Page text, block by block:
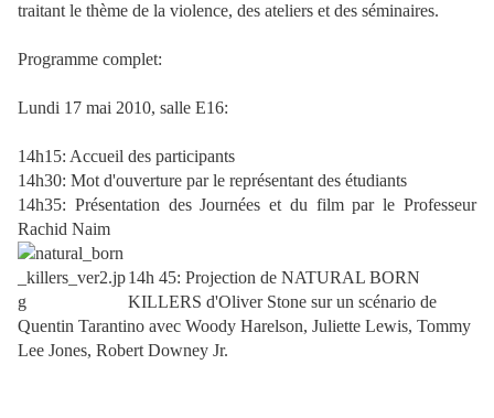
traitant le thème de la violence, des ateliers et des séminaires.
Programme complet:
Lundi 17 mai 2010, salle E16:
14h15: Accueil des participants
14h30: Mot d'ouverture par le représentant des étudiants
14h35: Présentation des Journées et du film par le Professeur
Rachid Naim
14h 45: Projection de NATURAL BORN
KILLERS d'Oliver Stone sur un scénario de
Quentin Tarantino avec Woody Harelson, Juliette Lewis, Tommy
Lee Jones, Robert Downey Jr.